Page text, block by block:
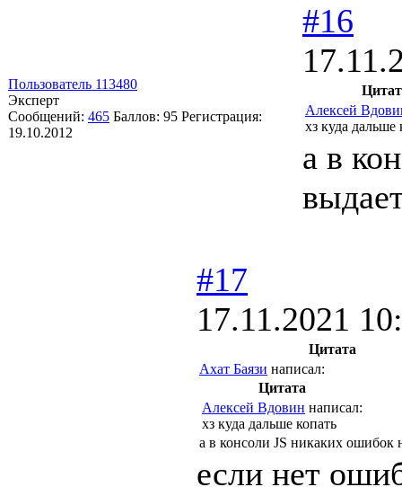
Пользователь 113480
Эксперт
Сообщений: 465 Баллов: 95 Регистрация:
19.10.2012
#16
Алексей
хз куда дальше
а в
#17
17.11.2021
Цитата
Ахат Баязи написал:
Цитата
Алексей Вдовин написал:
хз куда дальше копать
а в консоли JS никаких
если нет